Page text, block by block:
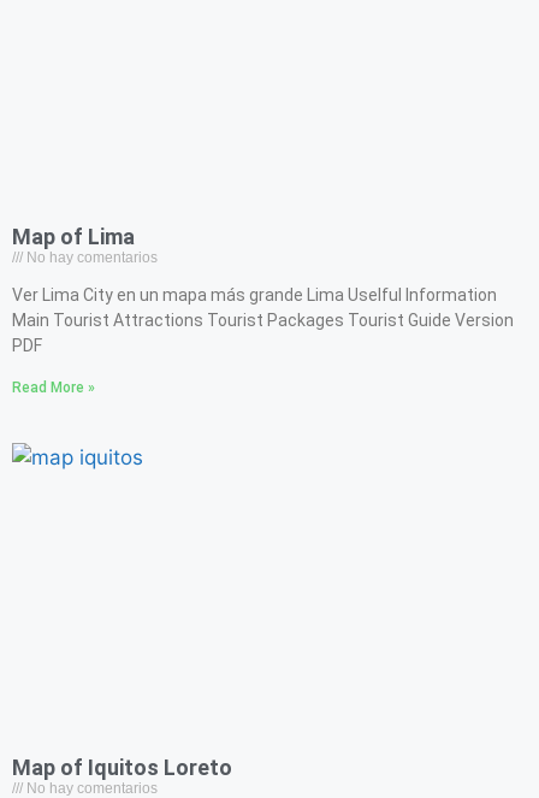
Map of Lima
No hay comentarios
Ver Lima City en un mapa más grande Lima Uselful Information
Main Tourist Attractions Tourist Packages Tourist Guide Version
PDF
Read More »
Map of Iquitos Loreto
No hay comentarios